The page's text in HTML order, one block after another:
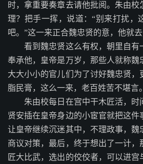
时，拿重要奏章去请他批阅。朱由校
理？把手一挥，说道：“别来打扰，
吧。”这一来正合魏忠贤的意，他就
看到魏忠贤这么有权，朝里自有
奉承他，皇帝是万岁，那些人就称魏
大大小小的官儿们为了讨好魏忠贤，
脂民膏，这么一来，老百姓苦不堪言。
朱由校每日在宫中干木匠活，时
贤安插在皇帝身边的小宦官就把这件
让皇帝继续沉迷其中，不理政事，魏
商议对策，最后，终于想出了一计，
匠大比武，选出的佼佼者，可以进宫